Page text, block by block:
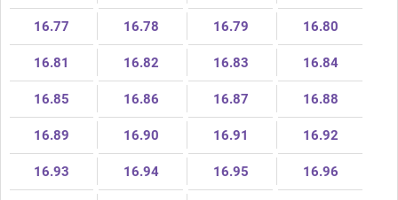
16.77 16.78 16.79 16.80
16.81 16.82 16.83 16.84
16.85 16.86 16.87 16.88
16.89 16.90 16.91 16.92
16.93 16.94 16.95 16.96